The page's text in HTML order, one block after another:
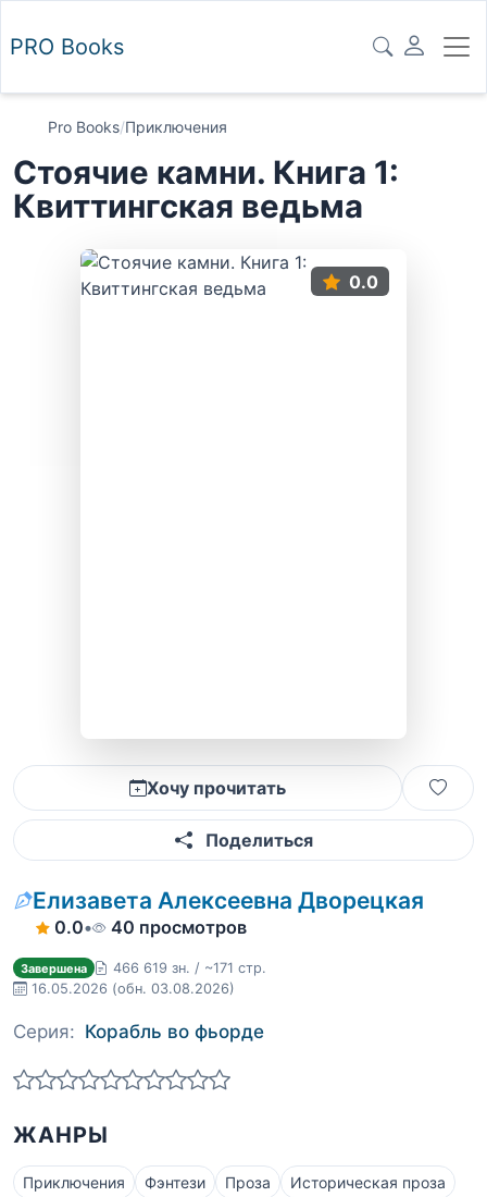
PRO Books
Pro Books/Приключения
Стоячие камни. Книга 1:
Квиттингская ведьма
0.0
Хочу прочитать
Поделиться
Елизавета Алексеевна Дворецкая
0.0• 40 просмотров
Завершена
466 619 зн. / ~171 стр.
16.05.2026 (обн. 03.08.2026)
Серия: Корабль во фьорде
ЖАНРЫ
Приключения Фэнтези Проза Историческая проза